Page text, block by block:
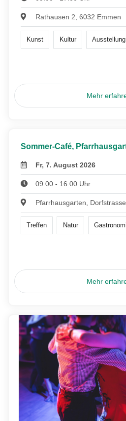
Rathausen 2, 6032 Emmen
Kunst Kultur Ausstellung
Mehr
Sommer-Café,
Fr, 7. August 2026
09:00 - 16:00 Uhr
Pfarrhausgarten,
Treffen Natur
Mehr